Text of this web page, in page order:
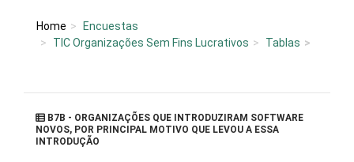
Home
Encuestas
TIC Organizações Sem Fins Lucrativos
Tablas
B7B - ORGANIZAÇÕES QUE INTRODUZIRAM SOFTWARE
NOVOS, POR PRINCIPAL MOTIVO QUE LEVOU A ESSA
INTRODUÇÃO